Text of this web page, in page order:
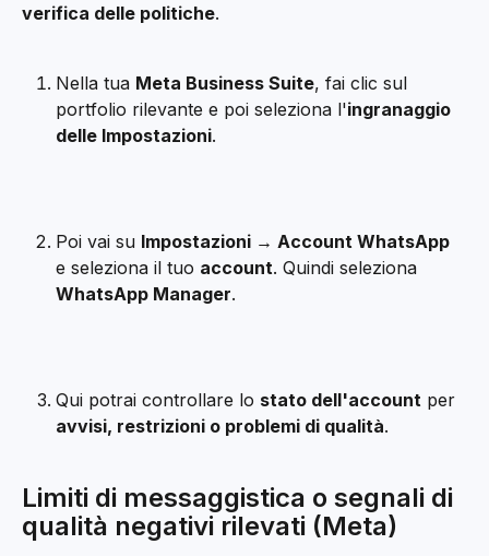
verifica delle politiche.
Nella tua Meta Business Suite, fai clic sul
portfolio rilevante e poi seleziona l'ingranaggio
delle Impostazioni.
Poi vai su Impostazioni → Account WhatsApp
e seleziona il tuo account. Quindi seleziona
WhatsApp Manager.
Qui potrai controllare lo stato dell'account per
avvisi, restrizioni o problemi di qualità.
Limiti di messaggistica o segnali di
qualità negativi rilevati (Meta)